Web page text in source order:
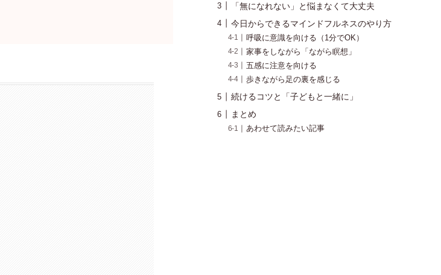
「無になれない」と悩まなくて大丈夫
今日からできるマインドフルネスのやり方
呼吸に意識を向ける（1分でOK）
家事をしながら「ながら瞑想」
五感に注意を向ける
歩きながら足の裏を感じる
続けるコツと「子どもと一緒に」
まとめ
あわせて読みたい記事